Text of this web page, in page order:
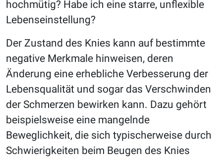
hochmütig? Habe ich eine starre, unflexible
Lebenseinstellung?
Der Zustand des Knies kann auf bestimmte
negative Merkmale hinweisen, deren
Änderung eine erhebliche Verbesserung der
Lebensqualität und sogar das Verschwinden
der Schmerzen bewirken kann. Dazu gehört
beispielsweise eine mangelnde
Beweglichkeit, die sich typischerweise durch
Schwierigkeiten beim Beugen des Knies